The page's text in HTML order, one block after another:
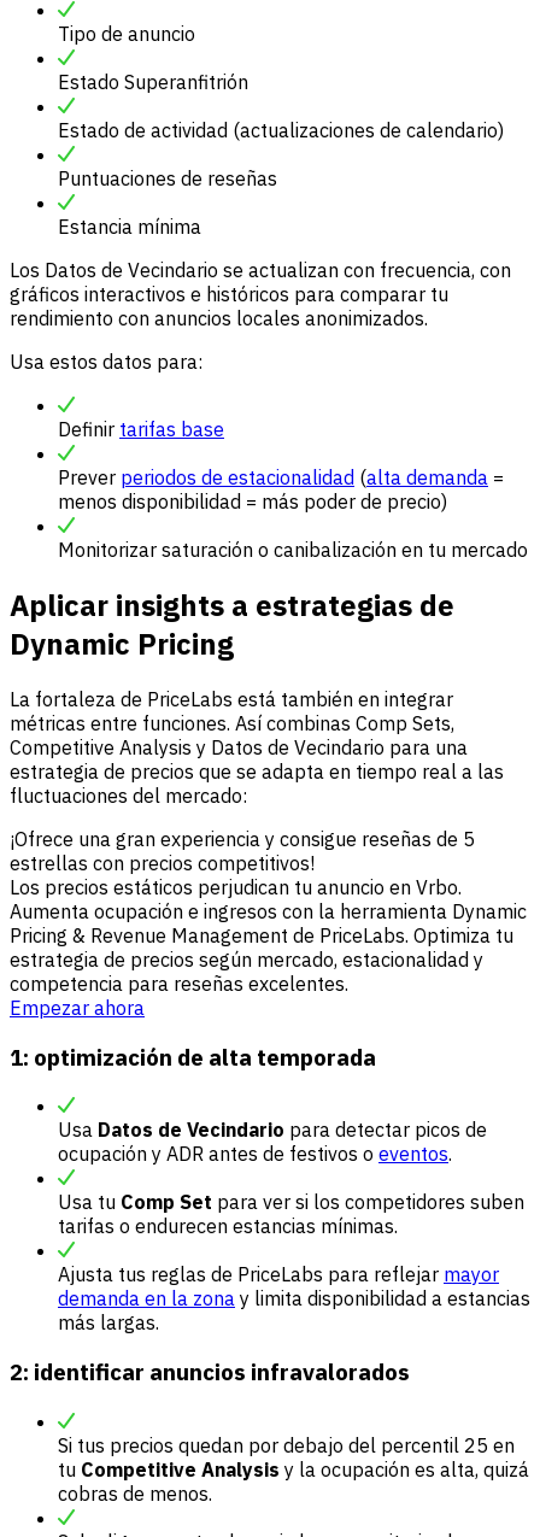
Tipo de anuncio
Estado Superanfitrión
Estado de actividad (actualizaciones de calendario)
Puntuaciones de reseñas
Estancia mínima
Los Datos de Vecindario se actualizan con frecuencia, con
gráficos interactivos e históricos para comparar tu
rendimiento con anuncios locales anonimizados.
Usa estos datos para:
Definir tarifas base
Prever periodos de estacionalidad (alta demanda =
menos disponibilidad = más poder de precio)
Monitorizar saturación o canibalización en tu mercado
Aplicar insights a estrategias de
Dynamic Pricing
La fortaleza de PriceLabs está también en integrar
métricas entre funciones. Así combinas Comp Sets,
Competitive Analysis y Datos de Vecindario para una
estrategia de precios que se adapta en tiempo real a las
fluctuaciones del mercado:
¡Ofrece una gran experiencia y consigue reseñas de 5
estrellas con precios competitivos!
Los precios estáticos perjudican tu anuncio en Vrbo.
Aumenta ocupación e ingresos con la herramienta Dynamic
Pricing & Revenue Management de PriceLabs. Optimiza tu
estrategia de precios según mercado, estacionalidad y
competencia para reseñas excelentes.
Empezar ahora
1: optimización de alta temporada
Usa Datos de Vecindario para detectar picos de
ocupación y ADR antes de festivos o eventos.
Usa tu Comp Set para ver si los competidores suben
tarifas o endurecen estancias mínimas.
Ajusta tus reglas de PriceLabs para reflejar mayor
demanda en la zona y limita disponibilidad a estancias
más largas.
2: identificar anuncios infravalorados
Si tus precios quedan por debajo del percentil 25 en
tu Competitive Analysis y la ocupación es alta, quizá
cobras de menos.